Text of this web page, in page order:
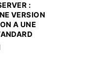
:
VERSION
A UNE